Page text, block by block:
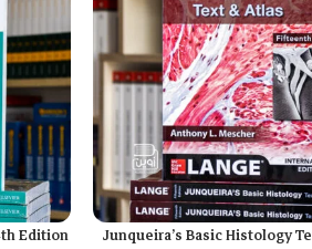
Junqueira’s Basic Histology
قراءة المزيد
Edition